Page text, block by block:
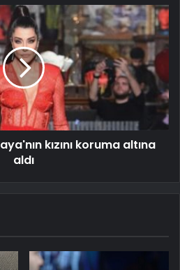
kızını koruma altına
aldı